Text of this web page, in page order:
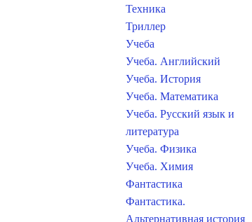
Техника
Триллер
Учеба
Учеба. Английский
Учеба. История
Учеба. Математика
Учеба. Русский язык и
литература
Учеба. Физика
Учеба. Химия
Фантастика
Фантастика.
Альтернативная история